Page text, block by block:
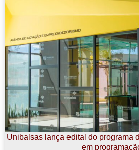
Unibalsas lança edital do programa
em